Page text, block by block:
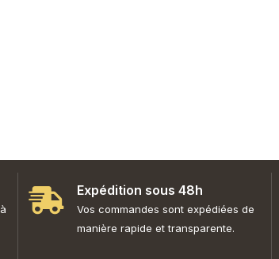
Expédition sous 48h
Vos commandes sont expédiées de
manière rapide et transparente.